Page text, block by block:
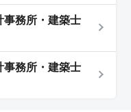
務所・建築士
務所・建築士